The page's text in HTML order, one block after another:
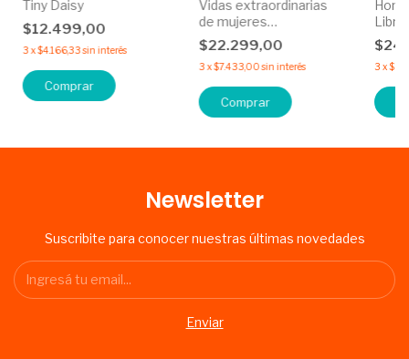
Tiny Daisy
$12.499,00
3 x$4.166,33 sin interés
Comprar
Vidas extraordinarias
de mujeres
latinoamericanas
$22.299,00
3 x$7.433,00 sin interés
Libro
3 x
Newsletter
Suscribite para conocer nuestras últimas novedades